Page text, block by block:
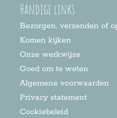
Handige links
Bezorgen, verzenden of
Komen kijken
Onze werkwijze
Goed om te weten
Algemene voorwaarden
Privacy statement
Cookiebeleid